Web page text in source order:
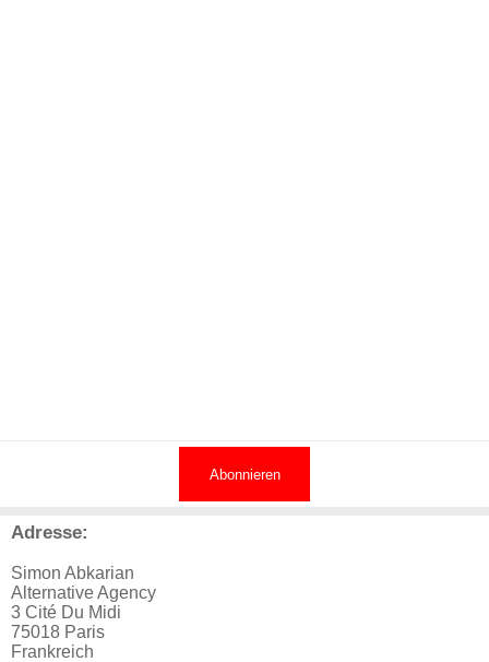
Abonnieren
Adresse:
Simon Abkarian
Alternative Agency
3 Cité Du Midi
75018 Paris
Frankreich